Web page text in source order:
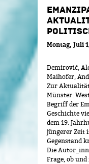
Montag, Juli
Demirović,
Maihofer,
Zur
Münster:
Begriff der
Geschichte
dem 19.
jüngerer Zeit
Gegenstand
Die
Frage, ob